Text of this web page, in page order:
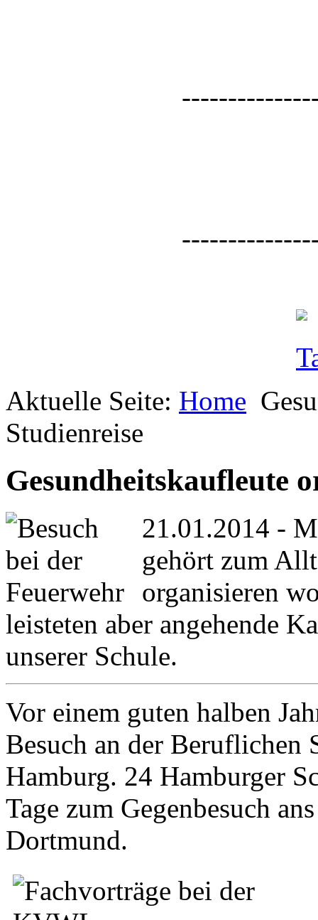
Aktuelle Seite: Home
Studienreise
Gesundheitskaufleute
21.01.2014 -
gehört zum
organisieren
leisteten aber angehende
unserer Schule.
Vor einem guten halben
Besuch an der Beruflichen
Hamburg. 24 Hamburger
Tage zum Gegenbesuch
Dortmund.